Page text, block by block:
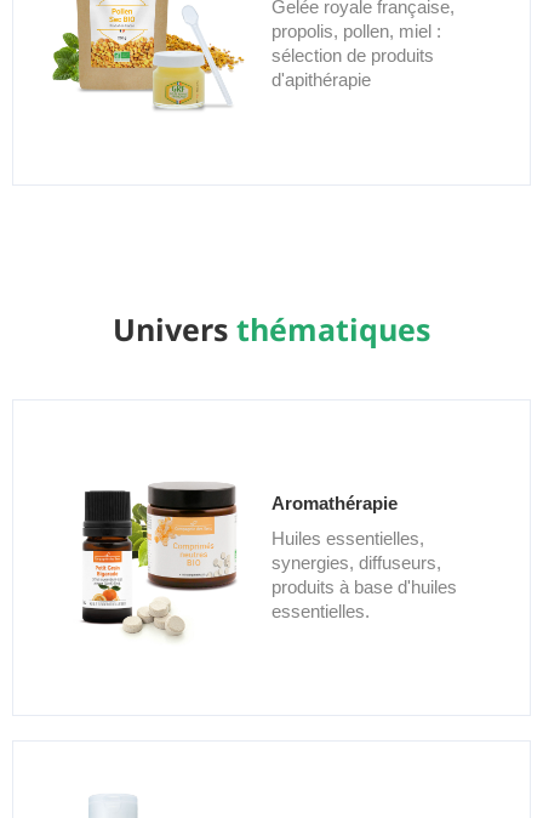
Gelée royale française,
propolis, pollen, miel :
sélection de produits
d'apithérapie
Univers thématiques
Aromathérapie
Huiles essentielles,
synergies, diffuseurs,
produits à base d'huiles
essentielles.